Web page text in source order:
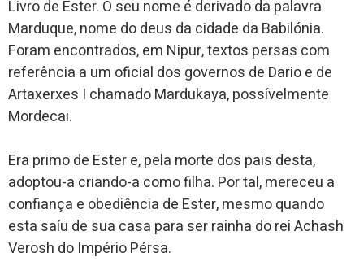
Livro de Ester. O seu nome é derivado da palavra
Marduque, nome do deus da cidade da Babilónia.
Foram encontrados, em Nipur, textos persas com
referência a um oficial dos governos de Dario e de
Artaxerxes I chamado Mardukaya, possívelmente
Mordecai.
Era primo de Ester e, pela morte dos pais desta,
adoptou-a criando-a como filha. Por tal, mereceu a
confiança e obediência de Ester, mesmo quando
esta saíu de sua casa para ser rainha do rei Achash
Verosh do Império Pérsa.